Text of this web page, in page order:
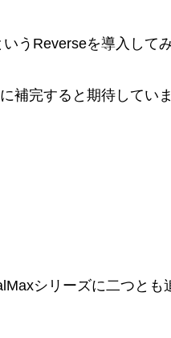
うReverseを導入してみ
補完すると期待していま
シリーズに二つとも